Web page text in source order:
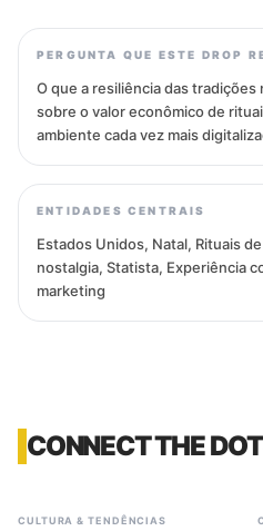
PERGUNTA QUE ESTE DROP
O que a resiliência das tradições
sobre o valor econômico de
ambiente cada vez mais
ENTIDADES CENTRAIS
Estados Unidos, Natal, Rituais
nostalgia, Statista, Experiência
marketing
CONNECT THE
#303
CULTURA & TENDÊNCIAS